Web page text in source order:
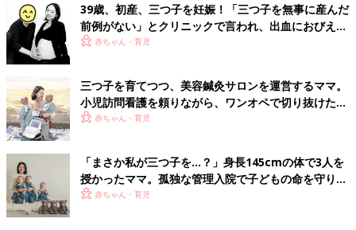
39歳、初産、三つ子を妊娠！「三つ子を無事に産んだ
前例がない」とクリニックで言われ、出血におびえる
日々…【桑子英里アナ・インタビュー】
赤ちゃん・育児
三つ子を育てつつ、美容鍼灸サロンを運営するママ。
小児訪問看護を頼りながら、ワンオペで切り抜けた赤
ちゃん育児！【多胎インタビュー・後編】
赤ちゃん・育児
「まさか私が三つ子を…？」身長145cmの体で3人を
授かったママ。孤独な管理入院で子どもの命を守り抜
いた！【多胎インタビュー・前編】
赤ちゃん・育児